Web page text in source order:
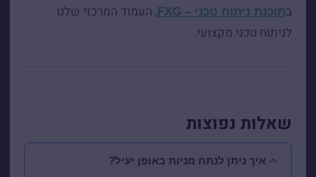
בתוכנת ניתוח טכני – FXG
, העמוד המרכזי שלנו
לניתוח טכני מקצועי.
שאלות נפוצות
איך ניתן לנתח מניות באופן יעיל?